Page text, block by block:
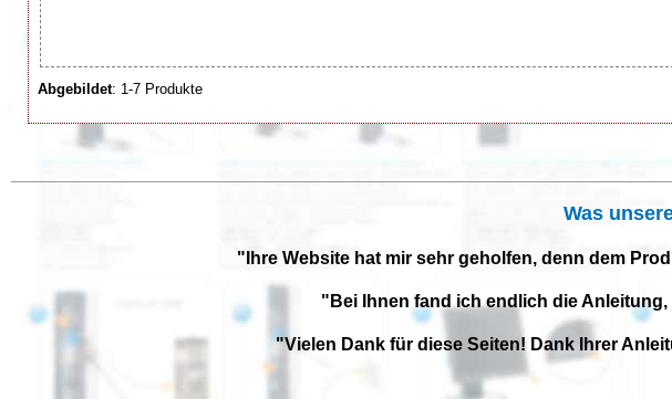
Abgebildet: 1-7 Produkte
Was
"Ihre Website hat mir sehr geholfen, denn dem
"Bei Ihnen fand ich endlich die
"Vielen Dank für diese Seiten! Dank Ihrer